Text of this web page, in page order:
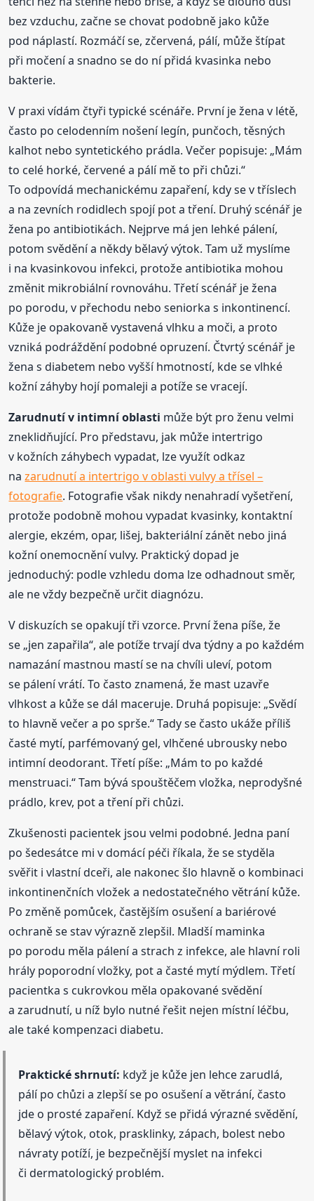
bez vzduchu, začne se chovat podobně jako kůže
pod náplastí. Rozmáčí se, zčervená, pálí, může štípat
při močení a snadno se do ní přidá kvasinka nebo
bakterie.
V praxi vídám čtyři typické scénáře. První je žena v létě,
často po celodenním nošení legín, punčoch, těsných
kalhot nebo syntetického prádla. Večer popisuje: „Mám
to celé horké, červené a pálí mě to při chůzi.“
To odpovídá mechanickému zapaření, kdy se v tříslech
a na zevních rodidlech spojí pot a tření. Druhý scénář je
žena po antibiotikách. Nejprve má jen lehké pálení,
potom svědění a někdy bělavý výtok. Tam už myslíme
i na kvasinkovou infekci, protože antibiotika mohou
změnit mikrobiální rovnováhu. Třetí scénář je žena
po porodu, v přechodu nebo seniorka s inkontinencí.
Kůže je opakovaně vystavená vlhku a moči, a proto
vzniká podráždění podobné opruzení. Čtvrtý scénář je
žena s diabetem nebo vyšší hmotností, kde se vlhké
kožní záhyby hojí pomaleji a potíže se vracejí.
Zarudnutí v intimní oblasti může být pro ženu velmi
zneklidňující. Pro představu, jak může intertrigo
v kožních záhybech vypadat, lze využít odkaz
nazarudnutí a intertrigo v oblasti vulvy a třísel –
fotografie. Fotografie však nikdy nenahradí vyšetření,
protože podobně mohou vypadat kvasinky, kontaktní
alergie, ekzém, opar, lišej, bakteriální zánět nebo jiná
kožní onemocnění vulvy. Praktický dopad je
jednoduchý: podle vzhledu doma lze odhadnout směr,
ale ne vždy bezpečně určit diagnózu.
V diskuzích se opakují tři vzorce. První žena píše, že
se „jen zapařila“, ale potíže trvají dva týdny a po každém
namazání mastnou mastí se na chvíli uleví, potom
se pálení vrátí. To často znamená, že mast uzavře
vlhkost a kůže se dál maceruje. Druhá popisuje: „Svědí
to hlavně večer a po sprše.“ Tady se často ukáže příliš
časté mytí, parfémovaný gel, vlhčené ubrousky nebo
intimní deodorant. Třetí píše: „Mám to po každé
menstruaci.“ Tam bývá spouštěčem vložka, neprodyšné
prádlo, krev, pot a tření při chůzi.
Zkušenosti pacientek jsou velmi podobné. Jedna paní
po šedesátce mi v domácí péči říkala, že se styděla
svěřit i vlastní dceři, ale nakonec šlo hlavně o kombinaci
inkontinenčních vložek a nedostatečného větrání kůže.
Po změně pomůcek, častějším osušení a bariérové
ochraně se stav výrazně zlepšil. Mladší maminka
po porodu měla pálení a strach z infekce, ale hlavní roli
hrály poporodní vložky, pot a časté mytí mýdlem. Třetí
pacientka s cukrovkou měla opakované svědění
a zarudnutí, u níž bylo nutné řešit nejen místní léčbu,
ale také kompenzaci diabetu.
Praktické shrnutí: když je kůže jen lehce zarudlá,
pálí po chůzi a zlepší se po osušení a větrání, často
jde o prosté zapaření. Když se přidá výrazné svědění,
bělavý výtok, otok, prasklinky, zápach, bolest nebo
návraty potíží, je bezpečnější myslet na infekci
či dermatologický problém.